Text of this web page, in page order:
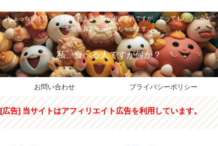
しょっちゅう買ってきてくれます。我が家の平凡ですが、とってもハッピーな
幸せをおすそ分けしちゃいます。
私、食べる人ですが何か？
お問い合わせ プライバシーポリシー
[広告] 当サイトはアフィリエイト広告を利用しています。